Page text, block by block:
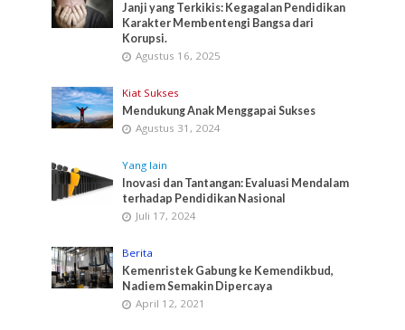
Janji yang Terkikis: Kegagalan Pendidikan
Karakter Membentengi Bangsa dari
Korupsi.
Agustus 16, 2025
Kiat Sukses
Mendukung Anak Menggapai Sukses
Agustus 31, 2024
Yang lain
Inovasi dan Tantangan: Evaluasi Mendalam
terhadap Pendidikan Nasional
Juli 17, 2024
Berita
Kemenristek Gabung ke Kemendikbud,
Nadiem Semakin Dipercaya
April 12, 2021